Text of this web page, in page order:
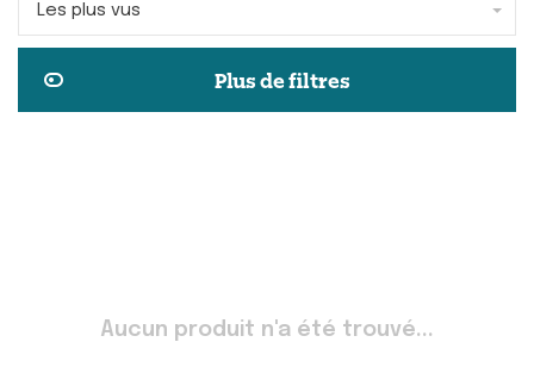
Les plus vus
Plus de filtres
Aucun produit n'a été trouvé...